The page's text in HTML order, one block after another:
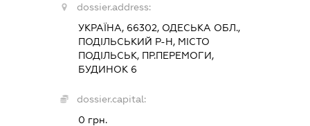
dossier.address:
УКРАЇНА, 66302, ОДЕСЬКА ОБЛ.,
ПОДІЛЬСЬКИЙ Р-Н, МІСТО
ПОДІЛЬСЬК, ПР.ПЕРЕМОГИ,
БУДИНОК 6
dossier.capital:
0 грн.